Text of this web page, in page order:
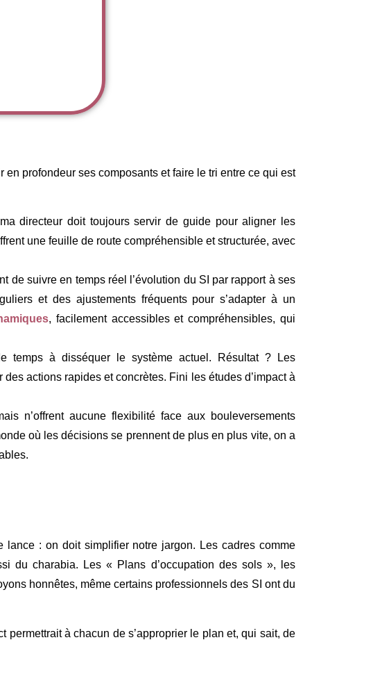
profondeur ses composants et faire le tri entre ce qui est
directeur doit toujours servir de guide pour aligner les
une feuille de route compréhensible et structurée, avec
de suivre en temps réel l’évolution du SI par rapport à ses
et des ajustements fréquents pour s’adapter à un
, facilement accessibles et compréhensibles, qui
temps à disséquer le système actuel. Résultat ? Les
actions rapides et concrètes. Fini les études d’impact à
n’offrent aucune flexibilité face aux bouleversements
où les décisions se prennent de plus en plus vite, on a
lance : on doit simplifier notre jargon. Les cadres comme
du charabia. Les « Plans d’occupation des sols », les
honnêtes, même certains professionnels des SI ont du
permettrait à chacun de s’approprier le plan et, qui sait, de